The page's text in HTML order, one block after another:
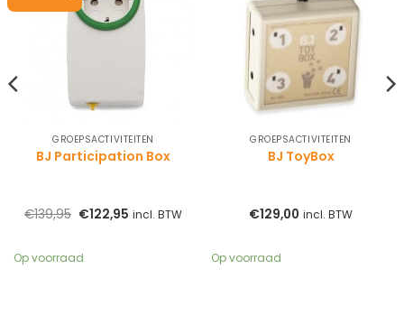
GROEPSACTIVITEITEN
BJ Participation Box
€139,95 Oorspronkelijke
€122,95 Huidige
incl. BTW
Op voorraad
GROEPSACTIVITEITEN
BJ ToyBox
€129,00 incl. BTW
Op voorraad